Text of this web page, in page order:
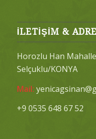
İLETİŞİM &
Horozlu Han
Selçuklu/KONYA
Mail:
+9 0535 648 67 52